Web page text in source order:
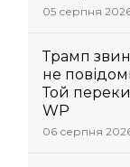
05 серпня
Трамп
не
Той
WP
06 серпня